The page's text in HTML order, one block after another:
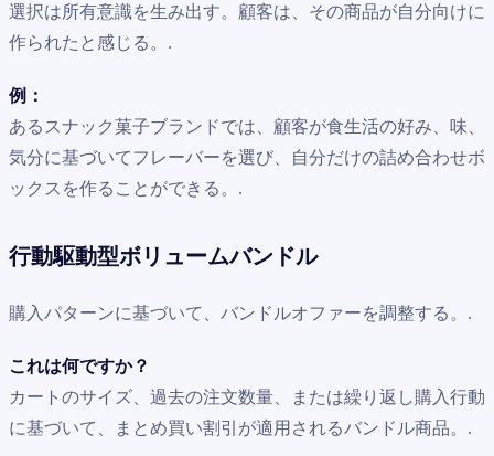
選択は所有意識を生み出す。顧客は、その商品が自分向けに
作られたと感じる。.
例：
あるスナック菓子ブランドでは、顧客が食生活の好み、味、
気分に基づいてフレーバーを選び、自分だけの詰め合わせボ
ックスを作ることができる。.
行動駆動型ボリュームバンドル
購入パターンに基づいて、バンドルオファーを調整する。.
これは何ですか？
カートのサイズ、過去の注文数量、または繰り返し購入行動
に基づいて、まとめ買い割引が適用されるバンドル商品。.